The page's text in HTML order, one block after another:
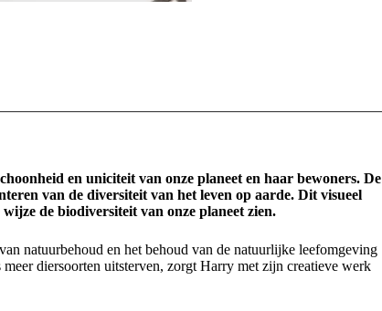
en uniciteit van onze planeet en haar bewoners. De
van de diversiteit van het leven op aarde. Dit visueel
de biodiversiteit van onze planeet zien.
natuurbehoud en het behoud van de natuurlijke leefomgeving
diersoorten uitsterven, zorgt Harry met zijn creatieve werk